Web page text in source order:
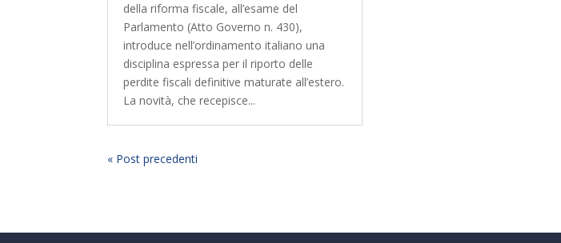
della riforma fiscale, all’esame del
Parlamento (Atto Governo n. 430),
introduce nell’ordinamento italiano una
disciplina espressa per il riporto delle
perdite fiscali definitive maturate all’estero.
La novità, che recepisce...
« Post precedenti